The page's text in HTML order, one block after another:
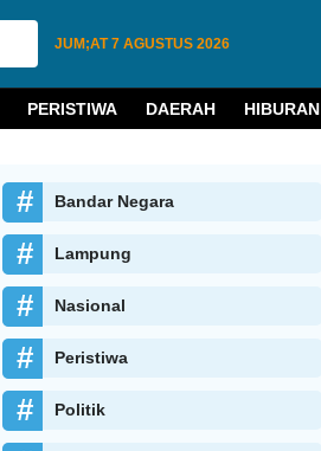
JUM;AT7 AGUSTUS 2026
PERISTIWA DAERAH HIBURAN
Bandar Negara
Lampung
Nasional
Peristiwa
Politik